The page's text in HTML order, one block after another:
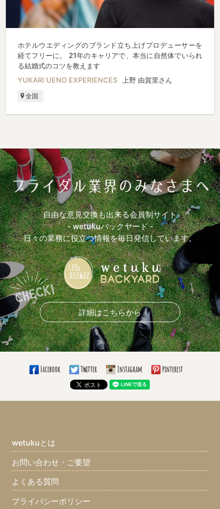
ホテルウエディングのブランド立ち上げプロデューサーを
経てフリーに。 21年のキャリアで、本当に自然体でいられ
る結婚式のコツを教えます
YUKARI UENO EXPERIENCES
上野 由賀里さん
全国
自由な意見交換も出来る会員制サイト
- wetukuバックヤード -
日々の業務に役立つ情報を毎日発信しています。
詳細はこちらから
Facebook Twitter Instagram Pinterest
wetukuとは
お問い合わせ・ご要望
よくある質問
プライバシーポリシー